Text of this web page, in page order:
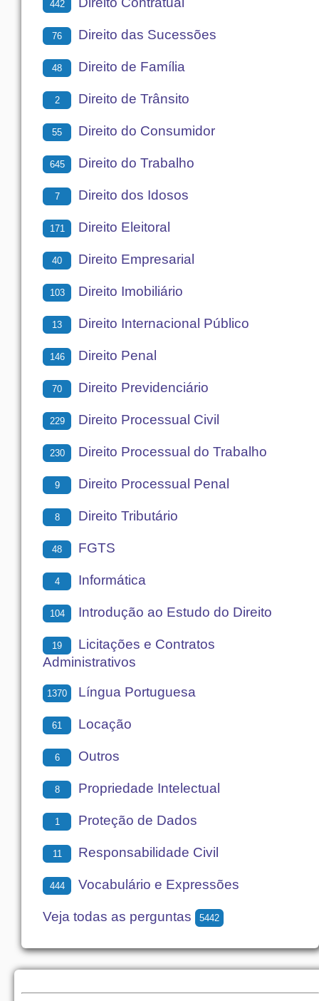
442
76 Direito das Sucessões
48 Direito de Família
2 Direito de Trânsito
55 Direito do Consumidor
645 Direito do Trabalho
7 Direito dos Idosos
171 Direito Eleitoral
40 Direito Empresarial
103 Direito Imobiliário
13 Direito Internacional Público
146 Direito Penal
70 Direito Previdenciário
229 Direito Processual Civil
230 Direito Processual do Trabalho
9 Direito Processual Penal
8 Direito Tributário
48 FGTS
4 Informática
104 Introdução ao Estudo do Direito
19
Licitações e Contratos
Administrativos
1370 Língua Portuguesa
61 Locação
6 Outros
8 Propriedade Intelectual
1 Proteção de Dados
11 Responsabilidade Civil
444 Vocabulário e Expressões
Veja todas as perguntas 5442